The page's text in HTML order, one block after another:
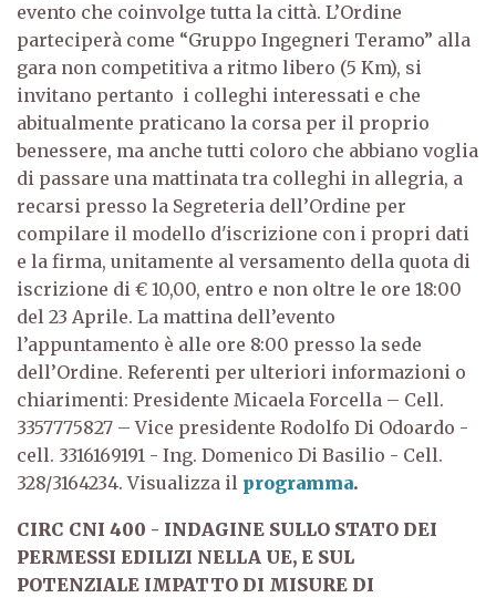
evento che coinvolge tutta la città. L’Ordine
parteciperà come “Gruppo Ingegneri Teramo” alla
gara non competitiva a ritmo libero (5 Km), si
invitano pertanto i colleghi interessati e che
abitualmente praticano la corsa per il proprio
benessere, ma anche tutti coloro che abbiano voglia
di passare una mattinata tra colleghi in allegria, a
recarsi presso la Segreteria dell’Ordine per
compilare il modello d'iscrizione con i propri dati
e la firma, unitamente al versamento della quota di
iscrizione di € 10,00, entro e non oltre le ore 18:00
del 23 Aprile. La mattina dell’evento
l’appuntamento è alle ore 8:00 presso la sede
dell’Ordine. Referenti per ulteriori informazioni o
chiarimenti: Presidente Micaela Forcella – Cell.
3357775827 – Vice presidente Rodolfo Di Odoardo -
cell. 3316169191 - Ing. Domenico Di Basilio - Cell.
328/3164234.Visualizza il programma.
CIRC CNI 400 - INDAGINE SULLO STATO DEI
PERMESSI EDILIZI NELLA UE, E SUL
POTENZIALE IMPATTO DI MISURE DI